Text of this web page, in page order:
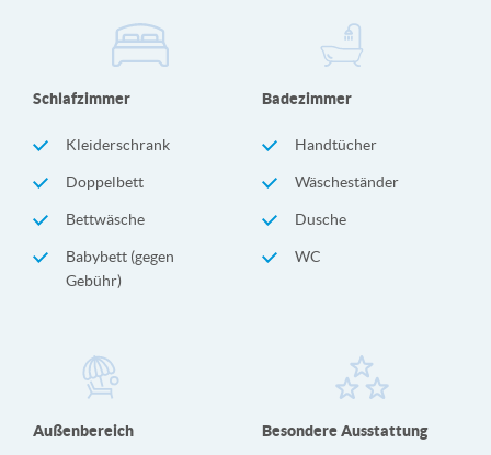
Schlafzimmer
Kleiderschrank
Doppelbett
Bettwäsche
Babybett (gegen
Gebühr)
Badezimmer
Handtücher
Wäscheständer
Dusche
WC
Außenbereich Besondere Ausstattung